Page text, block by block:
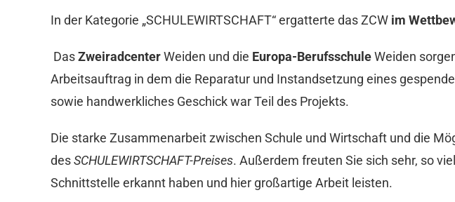
In der Kategorie „SCHULEWIRTSCHAFT“ ergatterte das ZCW im
DasZweiradcenterWeiden und die Europa-BerufsschuleWeiden
Arbeitsauftrag in dem die Reparatur und Instandsetzung eines
sowie handwerkliches Geschick war Teil des Projekts.
Die starke Zusammenarbeit zwischen Schule und Wirtschaft und die
desSCHULEWIRTSCHAFT-Preises. Außerdem freuten Sie sich sehr, so
Schnittstelle erkannt haben und hier großartige Arbeit leisten.